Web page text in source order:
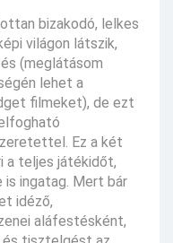
bizakodó, lelkes
világon látszik,
(meglátásom
lehet a
filmeket), de ezt
Ez a két
a teljes játékidőt,
is ingatag. Mert bár
idéző,
aláfestésként,